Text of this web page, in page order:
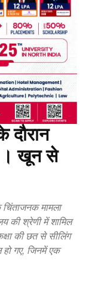
दौरान
। खून से
मामला
की श्रेणी में शामिल
की छत से सीलिंग
गए, जिनमें एक